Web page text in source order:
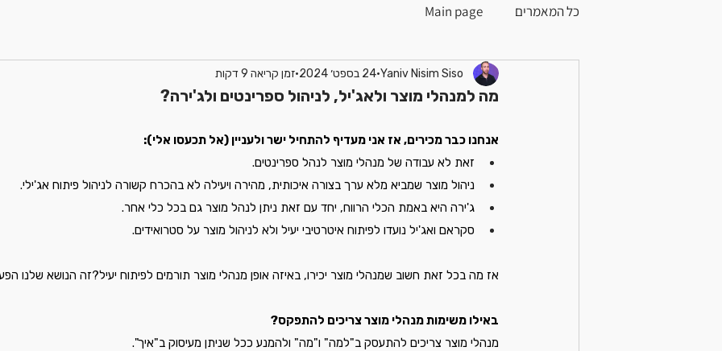
כל המאמרים Main page
מה למנהלי מוצר ולאג'יל, לניהול ספרינטים ולג'ירה?
Yaniv Nisim Siso 24 בספט׳ 2024 זמן קריאה 9 דקות
אנחנו כבר מכירים, אז אני מעדיף להתחיל ישר ולעניין (אל תכעסו אלי):
זאת לא עבודה של מנהלי מוצר לנהל ספרינטים.
ניהול מוצר שמביא מלא ערך בצורה איכותית, מהירה ויעילה לא בהכרח קשורה לניהול פיתוח אג'ילי.
ג'ירה היא באמת הכלי הרווח, יחד עם זאת ניתן לנהל מוצר גם בכל כלי אחר.
סקראם ואג'יל נועדו לפיתוח איטרטיבי יעיל ולא לניהול מוצר על סטרואידים.
אז מה בכל זאת חשוב שמנהלי מוצר יכירו, באיזה אופן מנהלי מוצר תורמים לפיתוח יעיל?זה הנושא שלנו
באילו משימות מנהלי מוצר צריכים להתפקס?
מנהלי מוצר צריכים להתעסק ב"למה" ו"מה" ולהמנע ככל שניתן מעיסוק ב"איך".